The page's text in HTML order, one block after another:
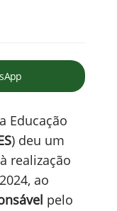
Educação
) deu um
realização
ao
pelo